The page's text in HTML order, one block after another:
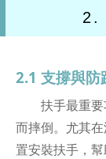
2.
2.1 支撐與防
扶手最重要
而摔倒。尤其
置安裝扶手，